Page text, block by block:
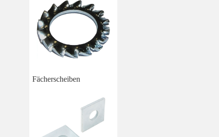
Fächerscheiben